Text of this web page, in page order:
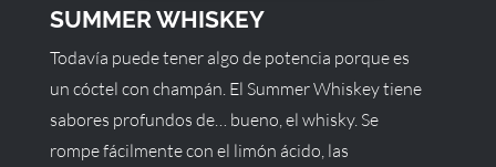
SUMMER WHISKEY
Todavía puede tener algo de potencia porque es
un cóctel con champán. El Summer Whiskey tiene
sabores profundos de… bueno, el whisky. Se
rompe fácilmente con el limón ácido, las